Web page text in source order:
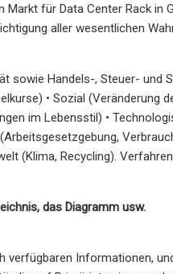
für Data Center Rack in
aller wesentlichen
sowie Handels-, Steuer- und
• Sozial (Veränderung
im Lebensstil) •
(Klima, Recycling).
das Diagramm usw.
Informationen,